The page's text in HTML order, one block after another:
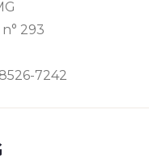
293
7242